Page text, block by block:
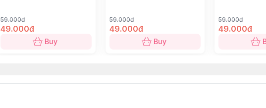
59.000đ
49.000đ
Buy
59.000đ
49.000đ
Buy
59.000đ
49.000đ